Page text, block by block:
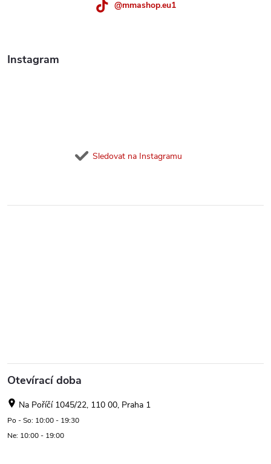
Instagram
Sledovat na Instagramu
@mmashop.eu1
Otevírací doba
Na Poříčí 1045/22, 110 00, Praha 1
Po - So: 10:00 - 19:30
Ne: 10:00 - 19:00